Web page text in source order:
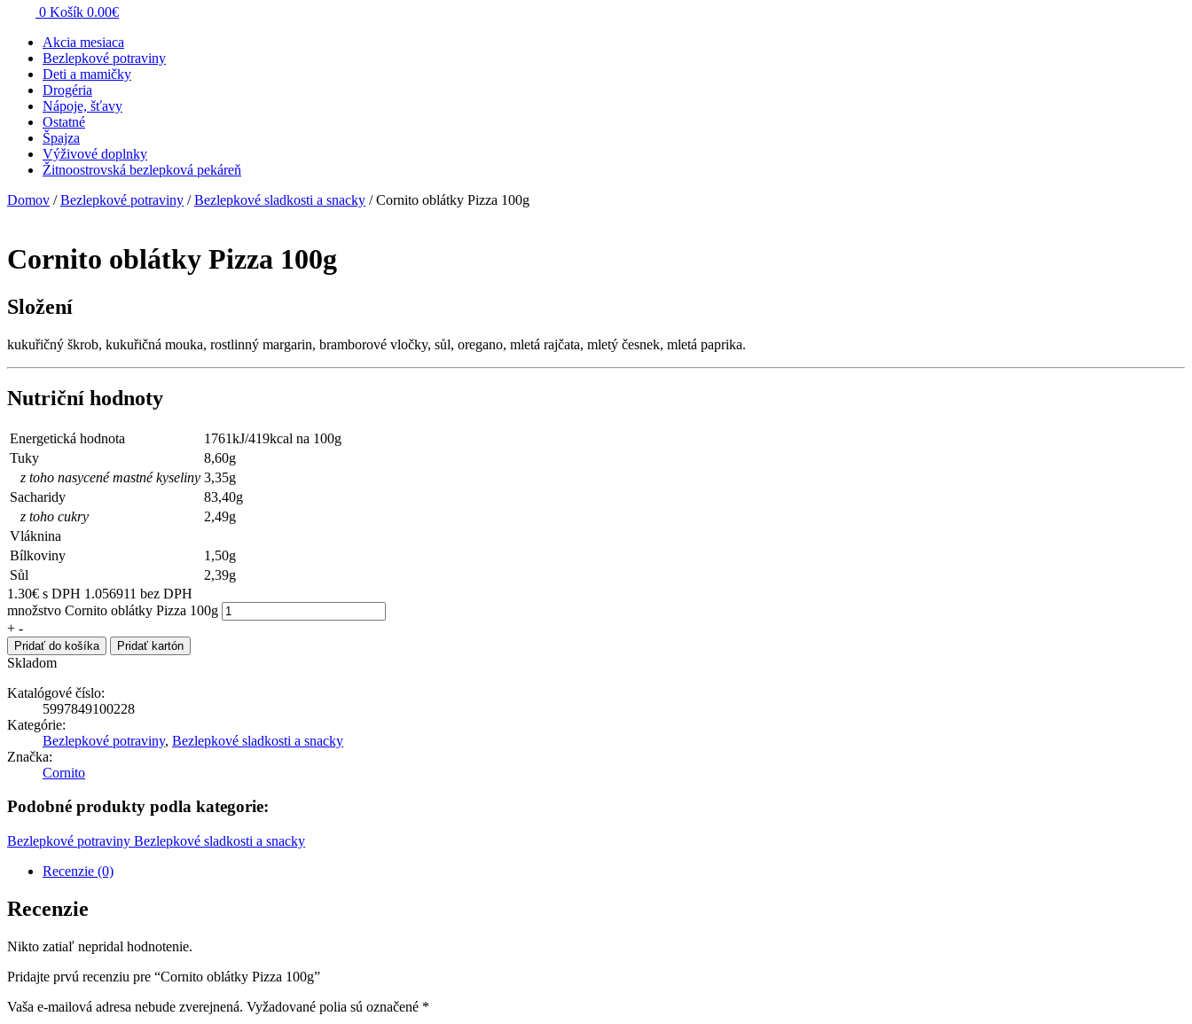
0 Košík 0.00€
Akcia mesiaca
Bezlepkové potraviny
Deti a mamičky
Drogéria
Nápoje, šťavy
Ostatné
Špajza
Výživové doplnky
Žitnoostrovská bezlepková pekáreň
Domov /Bezlepkové potraviny /Bezlepkové sladkosti a snacky / Cornito oblátky Pizza 100g
Cornito oblátky Pizza 100g
Složení
kukuřičný škrob, kukuřičná mouka, rostlinný margarin, bramborové vločky, sůl, oregano, mletá rajčata, mletý česnek, mletá paprika.
Nutriční hodnoty
Energetická hodnota
1761kJ/419kcal na 100g
Tuky
8,60g
z toho nasycené mastné kyseliny 3,35g
Sacharidy
83,40g
z toho cukry
2,49g
Vláknina
Bílkoviny
1,50g
Sůl
2,39g
1.30€ s DPH 1.056911 bez DPH
množstvo Cornito oblátky Pizza 100g
+ -
Pridať do košíka Pridať kartón
Skladom
Katalógové číslo:
5997849100228
Kategórie:
Bezlepkové potraviny, Bezlepkové sladkosti a snacky
Značka:
Cornito
Podobné produkty podla kategorie:
Bezlepkové potraviny Bezlepkové sladkosti a snacky
Recenzie (0)
Recenzie
Nikto zatiaľ nepridal hodnotenie.
Pridajte prvú recenziu pre “Cornito oblátky Pizza 100g”
Vaša e-mailová adresa nebude zverejnená. Vyžadované polia sú označené *